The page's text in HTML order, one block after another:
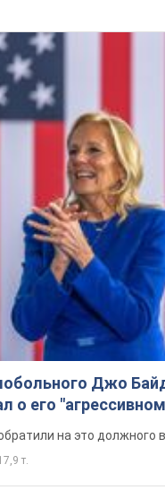
Джо
о его
на это должного
17,9 т.